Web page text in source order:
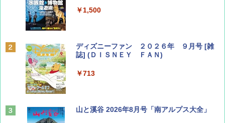
￥1,500
ディズニーファン ２０２６年 ９月号 [雑
誌] (ＤＩＳＮＥＹ ＦＡＮ)
￥713
山と溪谷 2026年8月号「南アルプス大全」